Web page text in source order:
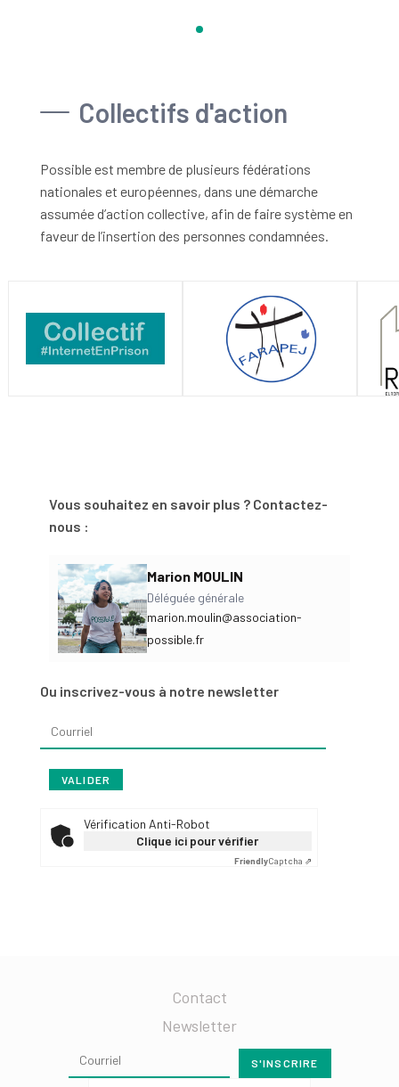
Collectifs d'action
Possible est membre de plusieurs fédérations
nationales et européennes, dans une démarche
assumée d’action collective, afin de faire système en
faveur de l’insertion des personnes condamnées.
Vous souhaitez en savoir plus ? Contactez-
nous :
Marion MOULIN
Déléguée générale
marion.moulin@association-
possible.fr
Ou inscrivez-vous à notre newsletter
Vérification Anti-Robot
Clique ici pour vérifier
FriendlyCaptcha ⇗
Contact
Newsletter